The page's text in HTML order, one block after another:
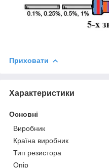
Приховати
Характеристики
Основні
Виробник
Країна виробник
Тип резистора
Опір